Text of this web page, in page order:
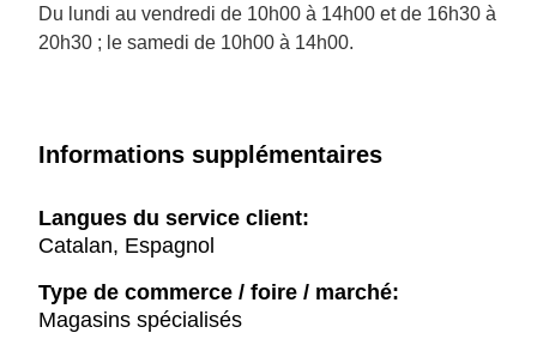
Du lundi au vendredi de 10h00 à 14h00 et de 16h30 à
20h30 ; le samedi de 10h00 à 14h00.
Informations supplémentaires
Langues du service client:
Catalan, Espagnol
Type de commerce / foire / marché:
Magasins spécialisés